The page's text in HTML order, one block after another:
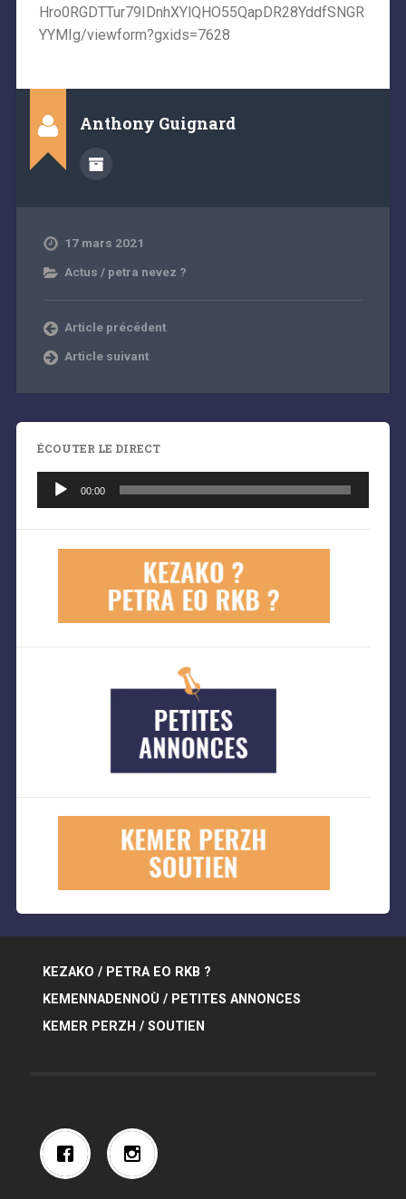
Hro0RGDTTur79IDnhXYlQHO55QapDR28YddfSNGR
YYMIg/viewform?gxids=7628
Anthony Guignard
17 mars 2021
Actus / petra nevez ?
Article précédent
Article suivant
ÉCOUTER LE DIRECT
Lecteur
audio
00:00
KEZAKO / PETRA EO RKB ?
KEMENNADENNOÙ / PETITES ANNONCES
KEMER PERZH / SOUTIEN